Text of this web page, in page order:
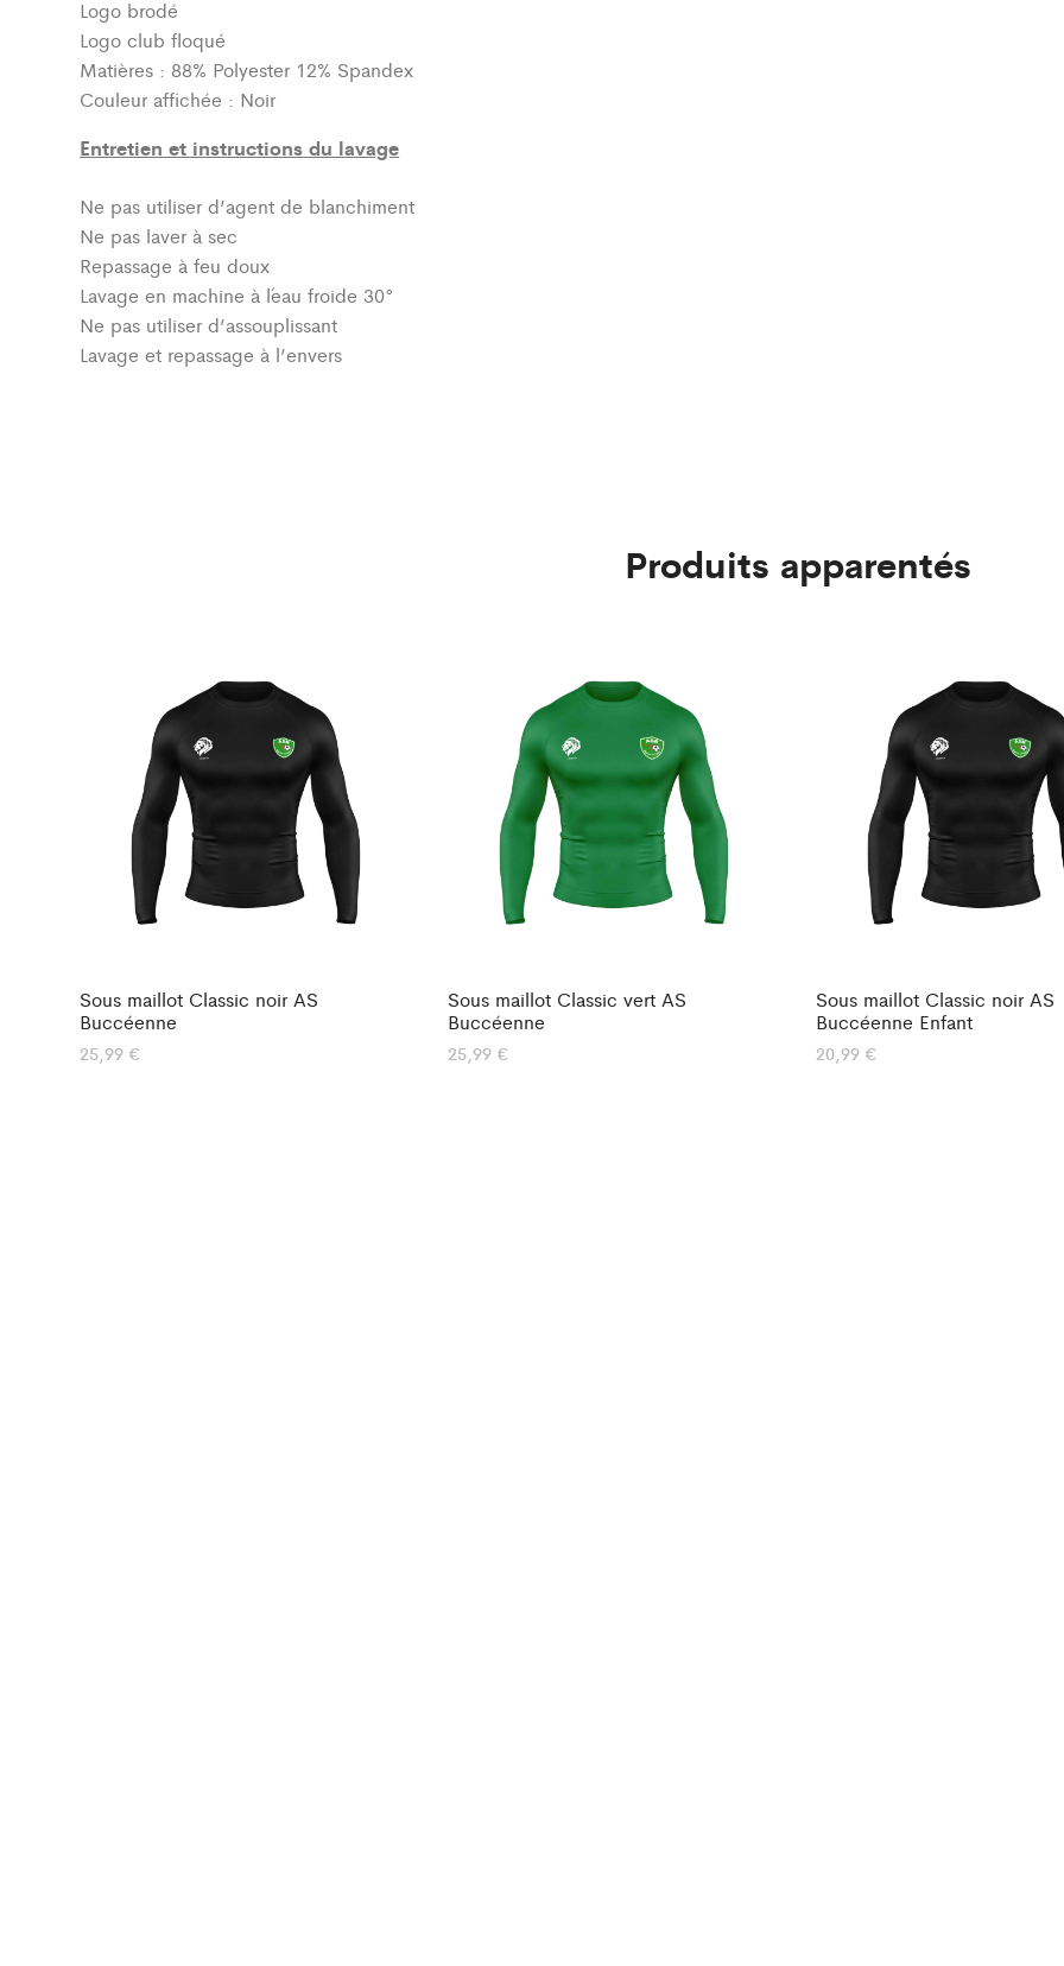
Logo brodé
Logo club floqué
Matières : 88% Polyester 12% Spandex
Couleur affichée : Noir
Entretien et instructions du lavage
Ne pas utiliser d’agent de blanchiment
Ne pas laver à sec
Repassage à feu doux
Lavage en machine à l´eau froide 30°
Ne pas utiliser d’assouplissant
Lavage et repassage à l’envers
Produits apparentés
Sous maillot Classic noir AS
Buccéenne
25,99 €
Sous maillot Classic vert AS
Buccéenne
25,99 €
Sous maillot Classic noir AS
Buccéenne Enfant
20,99 €